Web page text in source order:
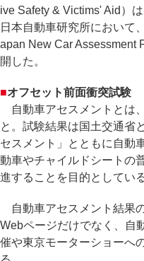
ive Safety & Victims' Aid）
日本自動車研究所において
apan New Car Assessment
開した。
■オフセット前面衝突試験
自動車アセスメントとは
と。試験結果は国土交通省
セスメント」とともに自動
動車やチャイルドシートの
進することを目的としている
自動車アセスメント結果
Webページだけでなく、自
催や東京モーターショーへ